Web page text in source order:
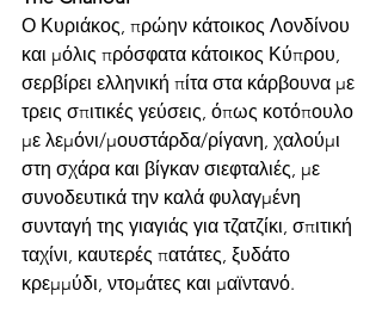
Ο Κυριάκος, πρώην κάτοικος Λονδίνου
και μόλις πρόσφατα κάτοικος Κύπρου,
σερβίρει ελληνική πίτα στα κάρβουνα με
τρεις σπιτικές γεύσεις, όπως κοτόπουλο
με λεμόνι/μουστάρδα/ρίγανη, χαλούμι
στη σχάρα και βίγκαν σιεφταλιές, με
συνοδευτικά την καλά φυλαγμένη
συνταγή της γιαγιάς για τζατζίκι, σπιτική
ταχίνι, καυτερές πατάτες, ξυδάτο
κρεμμύδι, ντομάτες και μαϊντανό.